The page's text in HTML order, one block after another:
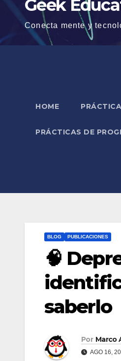
Geek
Conecta mente y
HOME
PRÁCTICAS DE
BLOG PUBLICACIONES
🧠
saberlo
Por Marco
AGO 16,